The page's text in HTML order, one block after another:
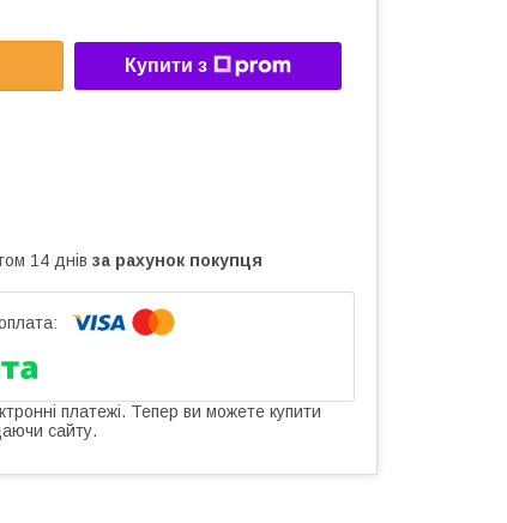
Купити з
14 днів за рахунок покупця
платежі. Тепер ви можете купити
сайту.